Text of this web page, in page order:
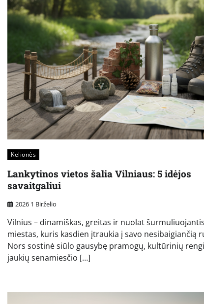
Kelionės
Lankytinos vietos šalia Vilniaus: 5 idėjos
savaitgaliui
2026 1 Birželio
Vilnius – dinamiškas, greitas ir nuolat šurmuliuojantis
miestas, kuris kasdien įtraukia į savo nesibaigiančią
Nors sostinė siūlo gausybę pramogų, kultūrinių
jaukių senamiesčio […]